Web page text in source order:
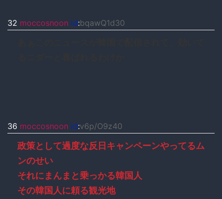
32 moccosnoon id:bqawQ1d30
36 moccosnoon id:v6p/O9z40
政策として過度な反日キャンペーンやってるム
ンのせい
それにまんまと乗っかる韓国人
その韓国人に頼る観光地